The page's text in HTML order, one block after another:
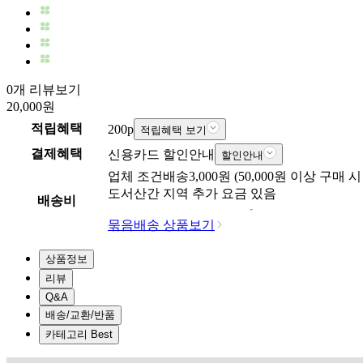
0개 리뷰보기
20,000원
적립혜택
200p 적립혜택 보기
결제혜택 신용카드 할인안내 할인안내
배송비
업체 조건배송3,000원 (50,000원 이상 구매
도서산간 지역 추가 요금 있음
묶음배송 상품보기
상품정보
리뷰
Q&A
배송/교환/반품
카테고리 Best